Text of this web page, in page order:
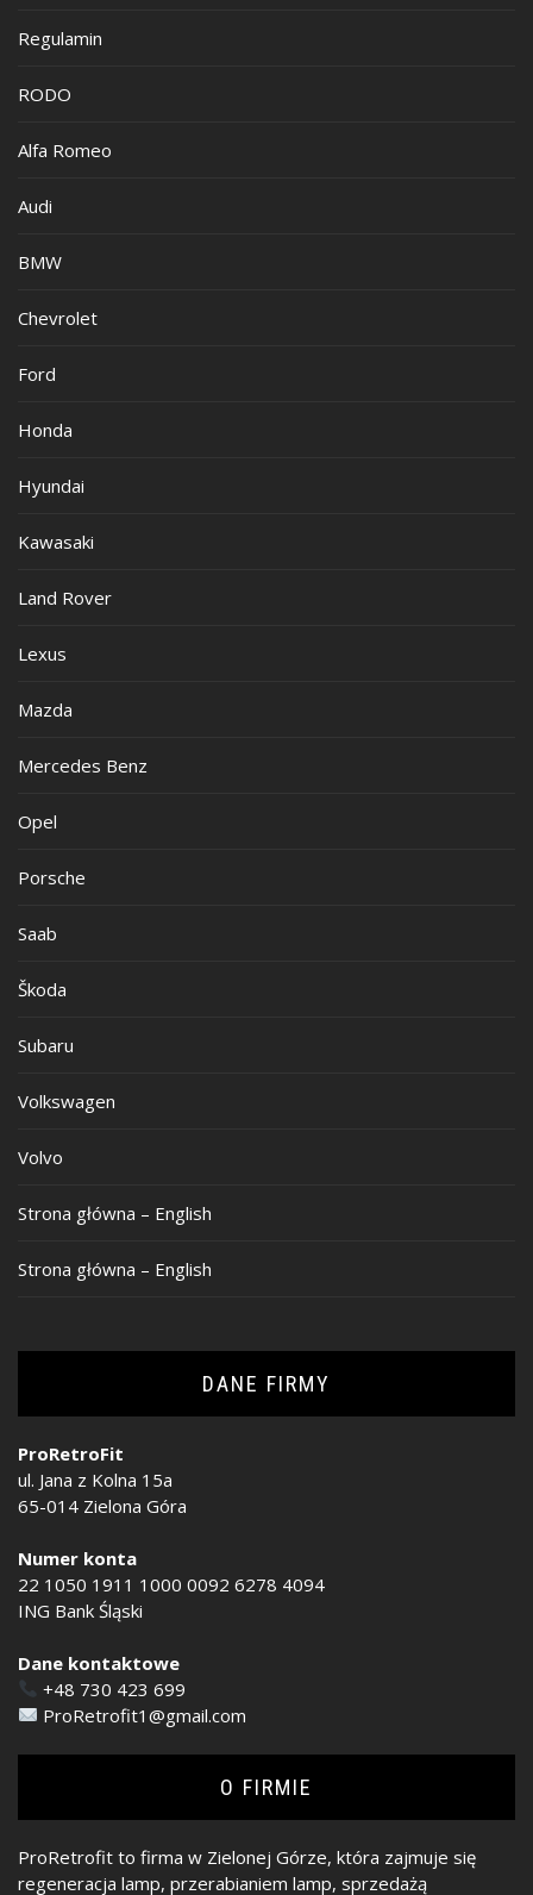
Regulamin
RODO
Alfa Romeo
Audi
BMW
Chevrolet
Ford
Honda
Hyundai
Kawasaki
Land Rover
Lexus
Mazda
Mercedes Benz
Opel
Porsche
Saab
Škoda
Subaru
Volkswagen
Volvo
Strona główna – English
Strona główna – English
DANE FIRMY
ProRetroFit
ul. Jana z Kolna 15a
65-014 Zielona Góra
Numer konta
22 1050 1911 1000 0092 6278 4094
ING Bank Śląski
Dane kontaktowe
+48 730 423 699
ProRetrofit1@gmail.com
O FIRMIE
ProRetrofit to firma w Zielonej Górze, która zajmuje się
regeneracja lamp, przerabianiem lamp, sprzedażą